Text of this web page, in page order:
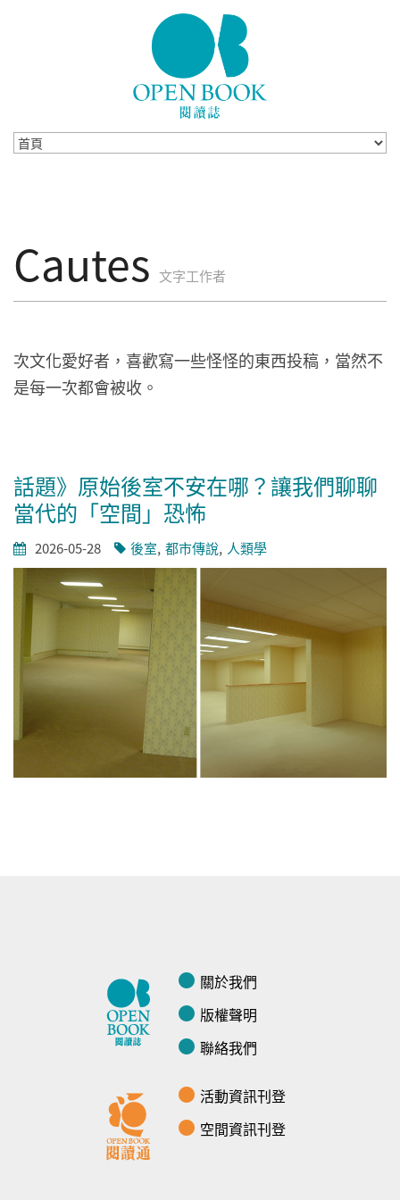
Cautes 文字工作者
次文化愛好者，喜歡寫一些怪怪的東西投稿，當然不
是每一次都會被收。
話題》原始後室不安在哪？讓我們聊聊
當代的「空間」恐怖
2026-05-28 後室 都市傳說 人類學
關於我們
版權聲明
聯絡我們
活動資訊刊登
空間資訊刊登